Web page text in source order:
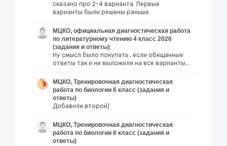
сказано про 2-4 варианта. Первые
варианты были решены раньше
МЦКО, официальная диагностическая работа
по литературному чтению 4 класс 2026
(задания и ответы)
Ну смысл было покупать , если обещанные
ответы так и не выложили на все варианты….
МЦКО, Тренировочная диагностическая
работа по биологии 6 класс (задания и
ответы)
Добавили второй)
МЦКО, Тренировочная диагностическая
работа по биологии 6 класс (задания и
ответы)